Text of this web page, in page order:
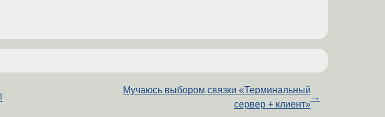
Мучаюсь выбором связки «Терминальный
сервер + клиент»
→